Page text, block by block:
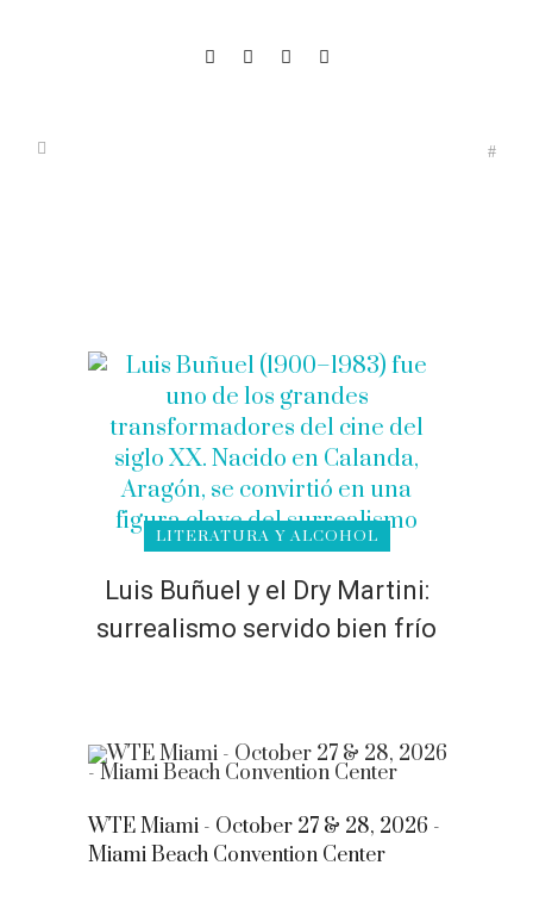
LITERATURA Y ALCOHOL
Luis Buñuel y el Dry Martini:
surrealismo servido bien frío
WTE Miami - October 27 & 28, 2026 -
Miami Beach Convention Center